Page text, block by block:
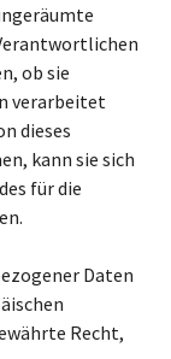
ob sie
verarbeitet
dieses
kann sie sich
für die
Daten
Recht,